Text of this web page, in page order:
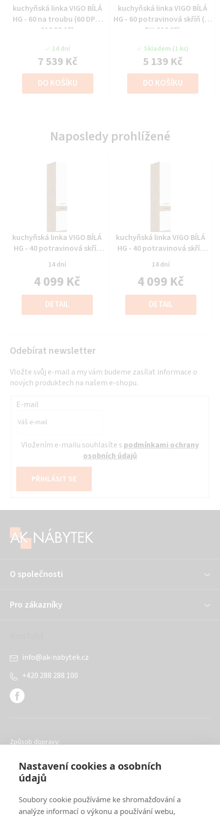
Nastavení cookies a osobních
údajů
Soubory cookie používáme ke shromažďování a
analýze informací o výkonu a používání webu,
kuchyňská linka VIGO BÍLÁ
HG - 60 na troubu (60 DPS-
210 3S 1F)
14 dní
7 539 Kč
DO KOŠÍKU
kuchyňská linka VIGO BÍLÁ
HG - 60 potravinová skříň (60
DK-210 2F)
Skladem (1 ks)
5 139 Kč
DO KOŠÍKU
Naposledy prohlížené
Průměrné
hodnocení
produktu
je
0,0
5
hvězdiček.
kuchyňská linka VIGO BÍLÁ
HG - 40 potravinová skříň
(40 DK-210 2F)
14 dní
4 099 Kč
Měrná
cena:
DETAIL
Průměrné
hodnocení
produktu
je
0,0
5
hvězdiček.
kuchyňská linka VIGO BÍLÁ
HG - 40 potravinová skříň
(40 DK-210 2F)
14 dní
4 099 Kč
Měrná
cena:
DETAIL
Odebírat newsletter
Vložte svůj e-mail a my vám budeme zasílat informace o
nových produktech na našem e-shopu.
E-mail
Vložením e-mailu souhlasíte s podmínkami ochrany
osobních údajů
PŘIHLÁSIT SE
O společnosti
Pro zákazníky
info@ak-nabytek.cz
+420 288 288 100
Způsob dopravy: